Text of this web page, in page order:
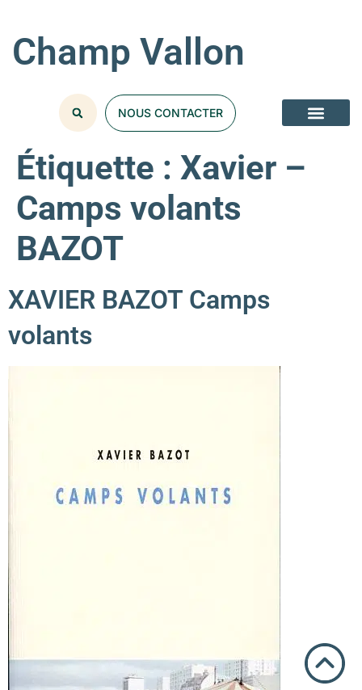
Champ Vallon
NOUS CONTACTER
Étiquette : Xavier –
Camps volants
BAZOT
XAVIER BAZOT Camps
volants